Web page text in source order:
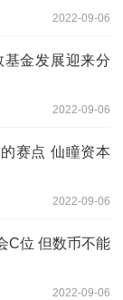
2022-09-06
金发展迎来分
2022-09-06
赛点 仙瞳资本
2022-09-06
C位 但数币不能
2022-09-06